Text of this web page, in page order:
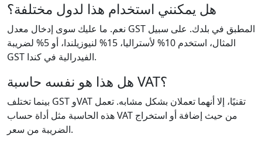
هل يمكنني استخدام هذا لدول مختلفة؟
نعم. ما عليك سوى إدخال معدل GST المطبق في بلدك. على سبيل
المثال، استخدم 10% لأستراليا، 15% لنيوزيلندا، أو 5% لضريبة
GST الفيدرالية في كندا.
هل هذا هو نفسه حاسبة VAT؟
بينما تختلف GST وVAT تقنيًا، إلا أنهما تعملان بشكل مشابه. تعمل
هذه الحاسبة مثل أداة حساب VAT من حيث إضافة أو استخراج
الضريبة من سعر.